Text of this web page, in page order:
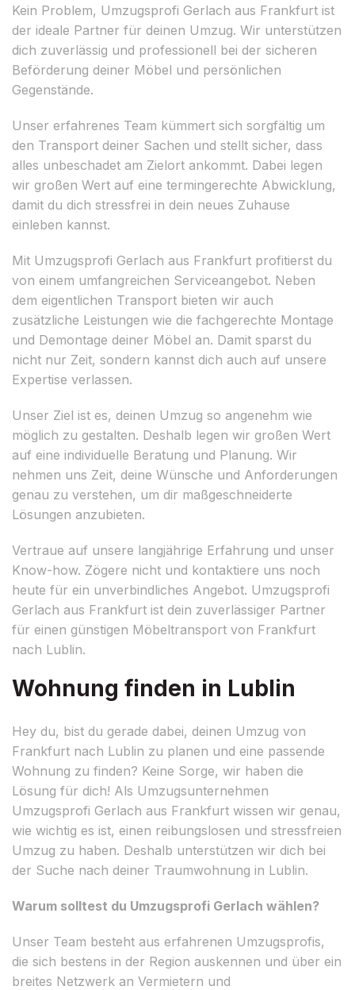
Kein Problem, Umzugsprofi Gerlach aus Frankfurt ist
der ideale Partner für deinen Umzug. Wir unterstützen
dich zuverlässig und professionell bei der sicheren
Beförderung deiner Möbel und persönlichen
Gegenstände.
Unser erfahrenes Team kümmert sich sorgfältig um
den Transport deiner Sachen und stellt sicher, dass
alles unbeschadet am Zielort ankommt. Dabei legen
wir großen Wert auf eine termingerechte Abwicklung,
damit du dich stressfrei in dein neues Zuhause
einleben kannst.
Mit Umzugsprofi Gerlach aus Frankfurt profitierst du
von einem umfangreichen Serviceangebot. Neben
dem eigentlichen Transport bieten wir auch
zusätzliche Leistungen wie die fachgerechte Montage
und Demontage deiner Möbel an. Damit sparst du
nicht nur Zeit, sondern kannst dich auch auf unsere
Expertise verlassen.
Unser Ziel ist es, deinen Umzug so angenehm wie
möglich zu gestalten. Deshalb legen wir großen Wert
auf eine individuelle Beratung und Planung. Wir
nehmen uns Zeit, deine Wünsche und Anforderungen
genau zu verstehen, um dir maßgeschneiderte
Lösungen anzubieten.
Vertraue auf unsere langjährige Erfahrung und unser
Know-how. Zögere nicht und kontaktiere uns noch
heute für ein unverbindliches Angebot. Umzugsprofi
Gerlach aus Frankfurt ist dein zuverlässiger Partner
für einen günstigen Möbeltransport von Frankfurt
nach Lublin.
Wohnung finden in Lublin
Hey du, bist du gerade dabei, deinen Umzug von
Frankfurt nach Lublin zu planen und eine passende
Wohnung zu finden? Keine Sorge, wir haben die
Lösung für dich! Als Umzugsunternehmen
Umzugsprofi Gerlach aus Frankfurt wissen wir genau,
wie wichtig es ist, einen reibungslosen und stressfreien
Umzug zu haben. Deshalb unterstützen wir dich bei
der Suche nach deiner Traumwohnung in Lublin.
Warum solltest du Umzugsprofi Gerlach wählen?
Unser Team besteht aus erfahrenen Umzugsprofis,
die sich bestens in der Region auskennen und über ein
breites Netzwerk an Vermietern und